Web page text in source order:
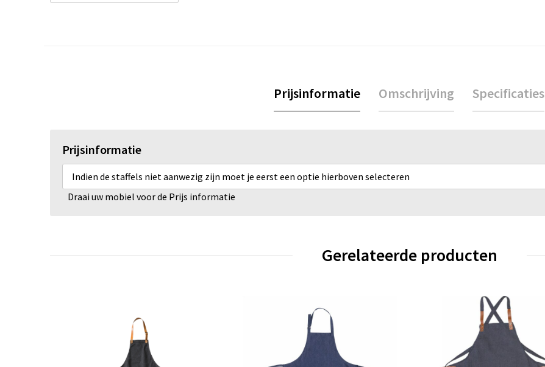
Prijsinformatie Omschrijving Specificaties
Prijsinformatie
Indien de staffels niet aanwezig zijn moet je eerst een optie hierboven selecteren
Draai uw mobiel voor de Prijs informatie
Gerelateerde producten